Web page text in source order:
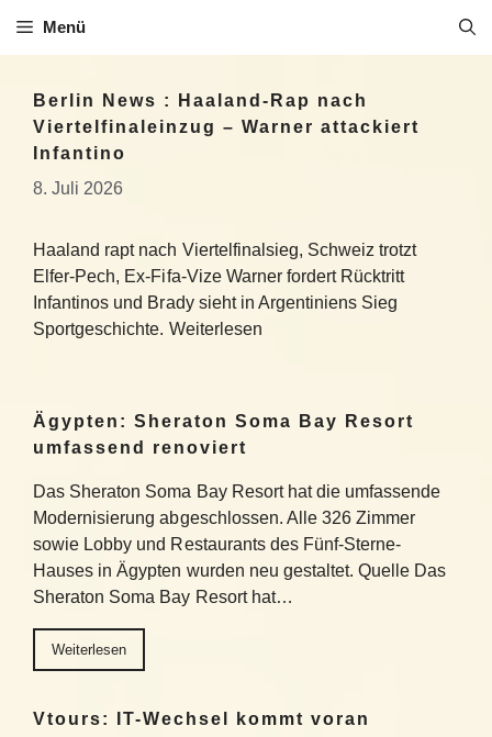
Inhalt
Menü
Berlin News : Haaland-Rap nach
Viertelfinaleinzug – Warner attackiert
Infantino
8. Juli 2026
Haaland rapt nach Viertelfinalsieg, Schweiz trotzt
Elfer-Pech, Ex-Fifa-Vize Warner fordert Rücktritt
Infantinos und Brady sieht in Argentiniens Sieg
Sportgeschichte. Weiterlesen
Ägypten: Sheraton Soma Bay Resort
umfassend renoviert
Das Sheraton Soma Bay Resort hat die umfassende
Modernisierung abgeschlossen. Alle 326 Zimmer
sowie Lobby und Restaurants des Fünf-Sterne-
Hauses in Ägypten wurden neu gestaltet. Quelle Das
Sheraton Soma Bay Resort hat…
Weiterlesen
Vtours: IT-Wechsel kommt voran